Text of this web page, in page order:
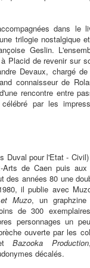
dans le
trilogie nostalgique
Geslin.
Placid de revenir sur
Devaux, chargé
connaisseur de
rencontre entre
par les
Duval pour l'Etat -
Arts de Caen puis
des années 80 une
il publie avec
Muzo, un graphzine
de 300
personnages un
ouverte par les
Bazooka Production
décalés.